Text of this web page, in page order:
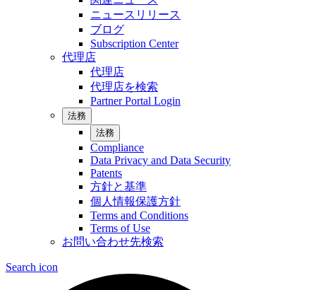
ニュースリリース
ブログ
Subscription Center
代理店
代理店
代理店を検索
Partner Portal Login
法務
法務
Compliance
Data Privacy and Data Security
Patents
方針と基準
個人情報保護方針
Terms and Conditions
Terms of Use
お問い合わせ先検索
Search icon